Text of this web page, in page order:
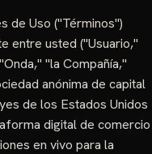
de Uso ("Términos")
entre usted ("Usuario,"
"la Compañía,"
anónima de capital
de los Estados Unidos
digital de comercio
en vivo para la